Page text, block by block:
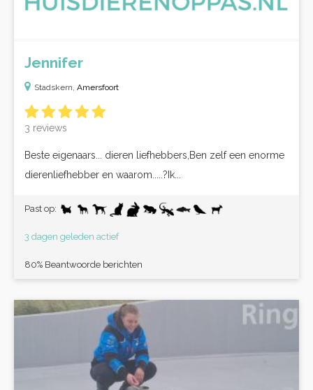
Jennifer
Stadskern, Amersfoort
3 reviews
Beste eigenaars... dieren liefhebbers,Ben zelf een enorme
dierenliefhebber en waarom.....?Ik...
Past op:
3 dagen geleden actief
80% Beantwoorde berichten